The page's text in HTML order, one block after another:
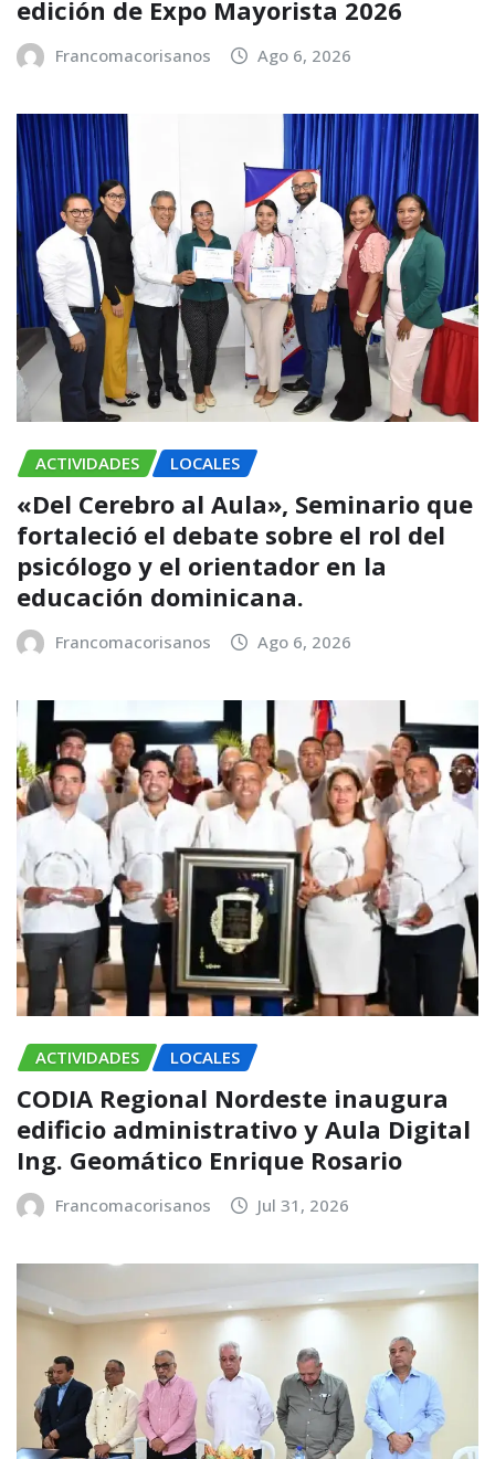
edición de Expo Mayorista 2026
Francomacorisanos Ago 6, 2026
ACTIVIDADES LOCALES
«Del Cerebro al Aula», Seminario que
fortaleció el debate sobre el rol del
psicólogo y el orientador en la
educación dominicana.
Francomacorisanos Ago 6, 2026
ACTIVIDADES LOCALES
CODIA Regional Nordeste inaugura
edificio administrativo y Aula Digital
Ing. Geomático Enrique Rosario
Francomacorisanos Jul 31, 2026